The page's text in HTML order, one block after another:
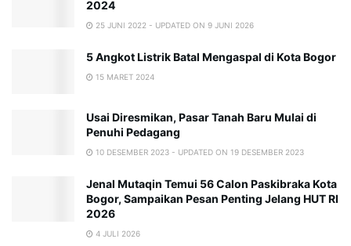
2024
25 JUNI 2022 - UPDATED ON 9 JUNI 2026
5 Angkot Listrik Batal Mengaspal di Kota Bogor
15 MARET 2024
Usai Diresmikan, Pasar Tanah Baru Mulai di
Penuhi Pedagang
10 DESEMBER 2023 - UPDATED ON 19 DESEMBER 2023
Jenal Mutaqin Temui 56 Calon Paskibraka Kota
Bogor, Sampaikan Pesan Penting Jelang HUT RI
2026
4 JULI 2026